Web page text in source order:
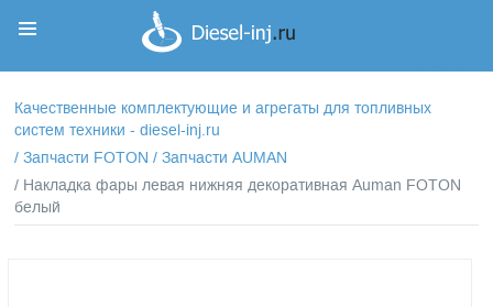
Качественные комплектующие и агрегаты для топливных
систем техники - diesel-inj.ru
/Запчасти FOTON /Запчасти AUMAN
/ Накладка фары левая нижняя декоративная Auman FOTON
белый